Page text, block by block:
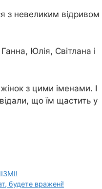
з невеликим відривом
Юлія, Світлана і
з цими іменами. І
що їм щастить у
будете вражені!